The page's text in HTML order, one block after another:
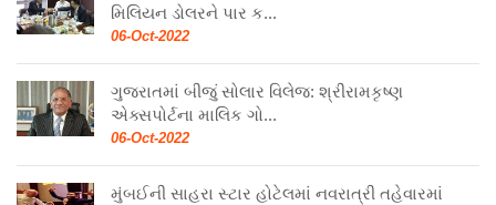
મિલિયન ડોલરને પાર ક...
06-Oct-2022
ગુજરાતમાં બીજું સોલાર વિલેજ: શ્રીરામકૃષ્ણ
એક્સપોર્ટના માલિક ગો...
06-Oct-2022
મુંબઈની સાહરા સ્ટાર હોટેલમાં નવરાત્રી તહેવારમાં